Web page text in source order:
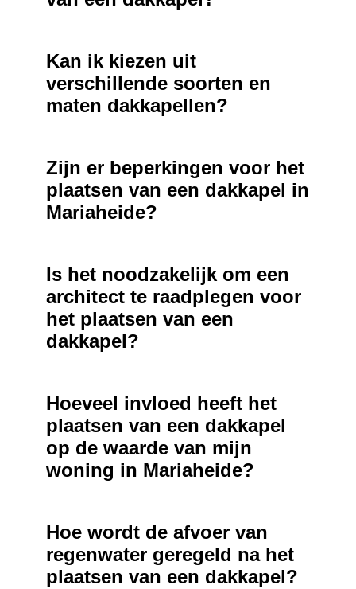
Kan ik kiezen uit
verschillende soorten en
maten dakkapellen?
Zijn er beperkingen voor het
plaatsen van een dakkapel in
Mariaheide?
Is het noodzakelijk om een
architect te raadplegen voor
het plaatsen van een
dakkapel?
Hoeveel invloed heeft het
plaatsen van een dakkapel
op de waarde van mijn
woning in Mariaheide?
Hoe wordt de afvoer van
regenwater geregeld na het
plaatsen van een dakkapel?